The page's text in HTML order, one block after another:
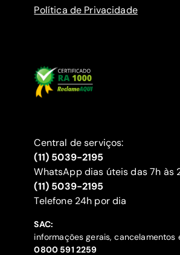
Política de Privacidade
Central de serviços:
(11) 5039-2195
WhatsApp dias úteis das 7h às
(11) 5039-2195
‍Telefone 24h por dia
SAC:
informações gerais, cancelamentos
‍0800 591 2259